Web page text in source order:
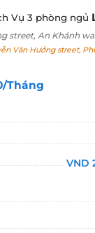
Vụ 3 phòng ngủ
street, An Khánh
Văn Hưởng street,
Tháng
VND